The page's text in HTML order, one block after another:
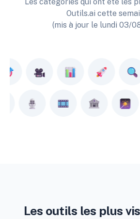
Outils.ai cette
(mis à jour le lundi 03/
Les outils les plus